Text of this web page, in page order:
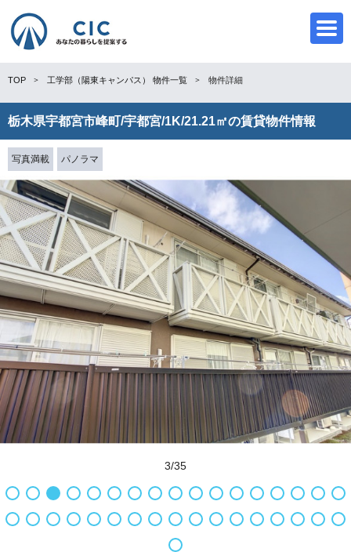
CIC
TOP 工学部（陽東キャンパス） 物件一覧 物件詳細
栃木県宇都宮市峰町/宇都宮/1K/21.21㎡の賃貸物件情報
写真満載 パノラマ
3/35